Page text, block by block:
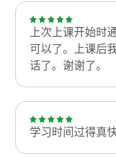
上次上课开始时
可以了。上课后
话了。谢谢了。
学习时间过得真快